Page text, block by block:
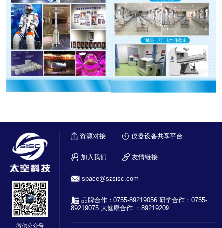
微信公众号
资源对接 仪器设备共享平台
加入我们 友情链接
​space@szsisc.com
品牌合作：0755-89219056 研学合作：0755-
89219075 大健康合作 ：89219209